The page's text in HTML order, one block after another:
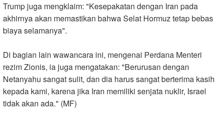
Trump juga mengklaim: "Kesepakatan dengan Iran pada
akhirnya akan memastikan bahwa Selat Hormuz tetap bebas
biaya selamanya."
Di bagian lain wawancara ini, mengenai Perdana Menteri
rezim Zionis, ia juga mengatakan: "Berurusan dengan
Netanyahu sangat sulit, dan dia harus sangat berterima kasih
kepada kami, karena jika Iran memiliki senjata nuklir, Israel
tidak akan ada." (MF)